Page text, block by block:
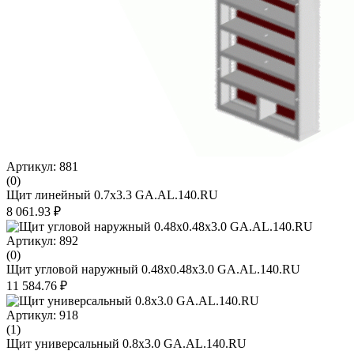
Артикул: 881
(0)
Щит линейный 0.7х3.3 GA.AL.140.RU
8 061.93 ₽
Артикул: 892
(0)
Щит угловой наружный 0.48х0.48х3.0 GA.AL.140.RU
11 584.76 ₽
Артикул: 918
(1)
Щит универсальный 0.8х3.0 GA.AL.140.RU